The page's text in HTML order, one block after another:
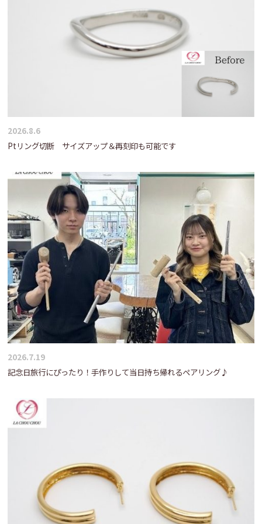
2026.8.6
Ptリング切断 サイズアップ＆再刻印も可能です
2026.7.19
記念日旅行にぴったり！手作りして当日持ち帰れるペアリング♪